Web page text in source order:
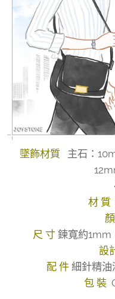
墜飾材質
主石：
材 質
尺 寸 鍊寬約1mm
設
配 件 細針精油
包 裝